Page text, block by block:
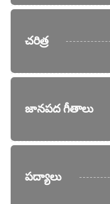
చరిత్ర
జానపద గీతాలు
పద్యాలు